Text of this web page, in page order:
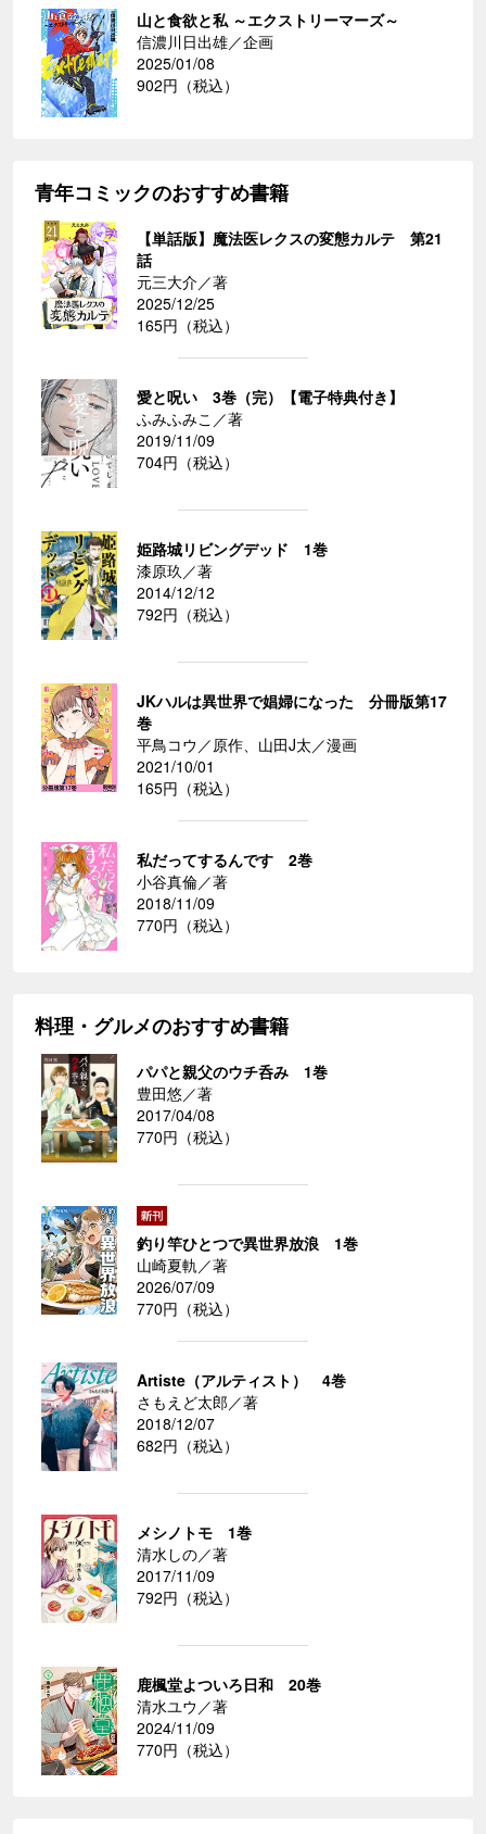
山と食欲と私 ～エクストリーマーズ～
信濃川日出雄／企画
2025/01/08
902円（税込）
青年コミックのおすすめ書籍
【単話版】魔法医レクスの変態カルテ 第21
話
元三大介／著
2025/12/25
165円（税込）
愛と呪い 3巻（完）【電子特典付き】
ふみふみこ／著
2019/11/09
704円（税込）
姫路城リビングデッド 1巻
漆原玖／著
2014/12/12
792円（税込）
JKハルは異世界で娼婦になった 分冊版第17
巻
平鳥コウ／原作、山田J太／漫画
2021/10/01
165円（税込）
私だってするんです 2巻
小谷真倫／著
2018/11/09
770円（税込）
料理・グルメのおすすめ書籍
パパと親父のウチ呑み 1巻
豊田悠／著
2017/04/08
770円（税込）
釣り竿ひとつで異世界放浪 1巻
山崎夏軌／著
2026/07/09
770円（税込）
Artiste（アルティスト） 4巻
さもえど太郎／著
2018/12/07
682円（税込）
メシノトモ 1巻
清水しの／著
2017/11/09
792円（税込）
鹿楓堂よついろ日和 20巻
清水ユウ／著
2024/11/09
770円（税込）